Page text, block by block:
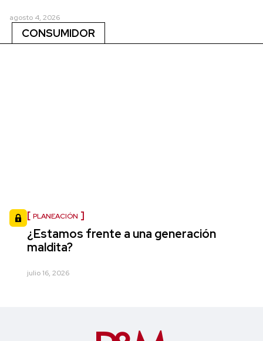
agosto 4, 2026
CONSUMIDOR
PLANEACIÓN
¿Estamos frente a una generación
maldita?
julio 16, 2026